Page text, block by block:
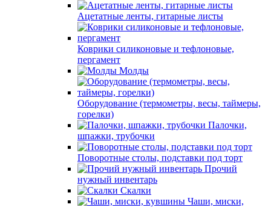
Ацетатные ленты, гитарные листы
Коврики силиконовые и тефлоновые,
пергамент
Молды
Оборудование (термометры, весы, таймеры,
горелки)
Палочки,
шпажки, трубочки
Поворотные столы, подставки под торт
Прочий
нужный инвентарь
Скалки
Чаши, миски,